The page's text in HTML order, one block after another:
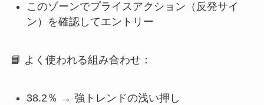
このゾーンでプライスアクション（反発サイ
ン）を確認してエントリー
📘 よく使われる組み合わせ：
38.2％ → 強トレンドの浅い押し